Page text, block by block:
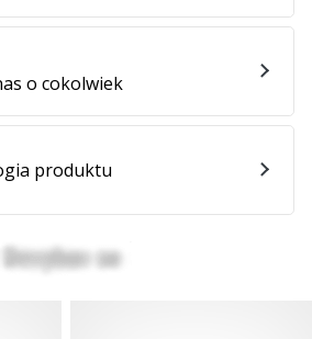
o cokolwiek
produktu